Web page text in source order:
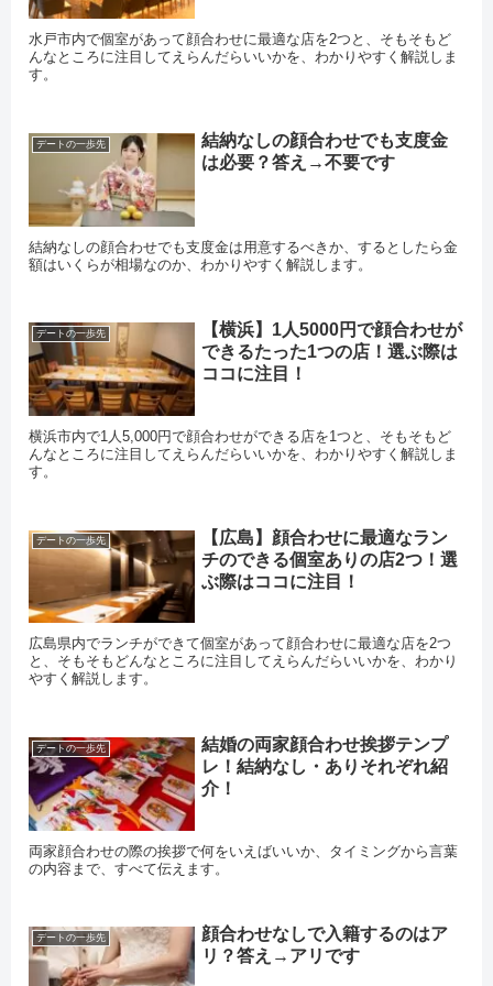
水戸市内で個室があって顔合わせに最適な店を2つと、そもそもど
んなところに注目してえらんだらいいかを、わかりやすく解説しま
す。
デートの一歩先
結納なしの顔合わせでも支度金
は必要？答え→不要です
結納なしの顔合わせでも支度金は用意するべきか、するとしたら金
額はいくらが相場なのか、わかりやすく解説します。
デートの一歩先
【横浜】1人5000円で顔合わせが
できるたった1つの店！選ぶ際は
ココに注目！
横浜市内で1人5,000円で顔合わせができる店を1つと、そもそもど
んなところに注目してえらんだらいいかを、わかりやすく解説しま
す。
デートの一歩先
【広島】顔合わせに最適なラン
チのできる個室ありの店2つ！選
ぶ際はココに注目！
広島県内でランチができて個室があって顔合わせに最適な店を2つ
と、そもそもどんなところに注目してえらんだらいいかを、わかり
やすく解説します。
デートの一歩先
結婚の両家顔合わせ挨拶テンプ
レ！結納なし・ありそれぞれ紹
介！
両家顔合わせの際の挨拶で何をいえばいいか、タイミングから言葉
の内容まで、すべて伝えます。
デートの一歩先
顔合わせなしで入籍するのはア
リ？答え→アリです